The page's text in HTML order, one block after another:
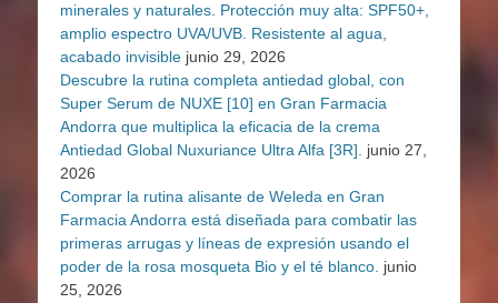
minerales y naturales. Protección muy alta: SPF50+,
amplio espectro UVA/UVB. Resistente al agua,
acabado invisible junio 29, 2026
Descubre la rutina completa antiedad global, con
Super Serum de NUXE [10] en Gran Farmacia
Andorra que multiplica la eficacia de la crema
Antiedad Global Nuxuriance Ultra Alfa [3R].
junio 27,
2026
Comprar la rutina alisante de Weleda en Gran
Farmacia Andorra está diseñada para combatir las
primeras arrugas y líneas de expresión usando el
poder de la rosa mosqueta Bio y el té blanco. junio
25, 2026